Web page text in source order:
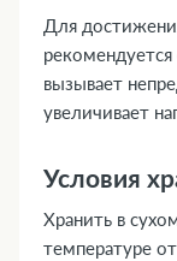
Для
вызывает
увеличивает
Условия
Хранить в
температуре